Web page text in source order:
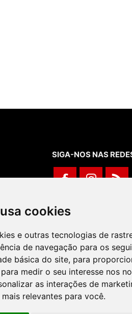
cookies
e outras tecnologias de
de navegação para os
básica do site, para
para medir o seu interesse nos
as interações de
relevantes para você.
SIGA-NOS NAS
Monsaraz
266 040 688
Nacional)